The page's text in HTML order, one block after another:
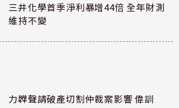
三井化學首季淨利暴增44倍 全年財測
維持不變
力韡聲請破產切割仲裁案影響 偉訓